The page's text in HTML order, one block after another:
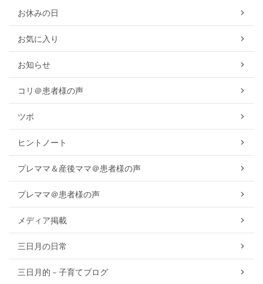
お休みの日
お気に入り
お知らせ
コリ＠患者様の声
ツボ
ヒントノート
プレママ＆産後ママ＠患者様の声
プレママ＠患者様の声
メディア掲載
三日月の日常
三日月的－子育てブログ